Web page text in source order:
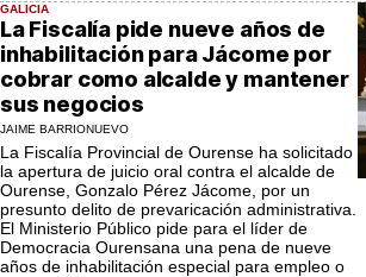
GALICIA
La Fiscalía pide nueve años de
inhabilitación para Jácome por
cobrar como alcalde y mantener
sus negocios
JAIME BARRIONUEVO
La Fiscalía Provincial de Ourense ha solicitado
la apertura de juicio oral contra el alcalde de
Ourense, Gonzalo Pérez Jácome, por un
presunto delito de prevaricación administrativa.
El Ministerio Público pide para el líder de
Democracia Ourensana una pena de nueve
años de inhabilitación especial para empleo o